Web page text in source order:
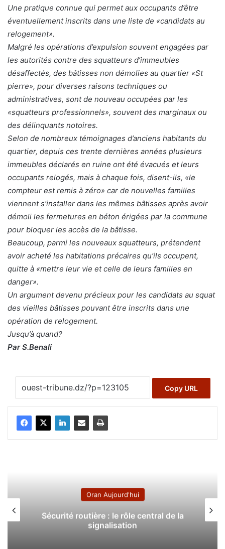
Une pratique connue qui permet aux occupants d’être
éventuellement inscrits dans une liste de «candidats au
relogement».
Malgré les opérations d’expulsion souvent engagées par
les autorités contre des squatteurs d’immeubles
désaffectés, des bâtisses non démolies au quartier «St
pierre», pour diverses raisons techniques ou
administratives, sont de nouveau occupées par les
«squatteurs professionnels», souvent des marginaux ou
des délinquants notoires.
Selon de nombreux témoignages d’anciens habitants du
quartier, depuis ces trente dernières années plusieurs
immeubles déclarés en ruine ont été évacués et leurs
occupants relogés, mais à chaque fois, disent-ils, «le
compteur est remis à zéro» car de nouvelles familles
viennent s’installer dans les mêmes bâtisses après avoir
démoli les fermetures en béton érigées par la commune
pour bloquer les accès de la bâtisse.
Beaucoup, parmi les nouveaux squatteurs, prétendent
avoir acheté les habitations précaires qu’ils occupent,
quitte à «mettre leur vie et celle de leurs familles en
danger».
Un argument devenu précieux pour les candidats au squat
des vieilles bâtisses pouvant être inscrits dans une
opération de relogement.
Jusqu’à quand?
Par S.Benali
Copy URL
Oran Aujourd'hui
Sécurité routière : le rôle central de la
signalisation